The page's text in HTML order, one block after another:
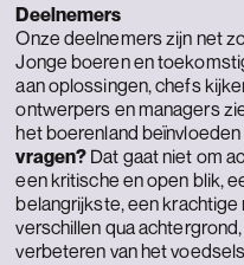
Deelnemers
Onze deelnemers zijn net
Jonge boeren en
aan oplossingen, chefs
ontwerpers en managers
het boerenland
vragen? Dat gaat niet om
een kritische en open blik,
belangrijkste, een
verschillen qua
verbeteren van het